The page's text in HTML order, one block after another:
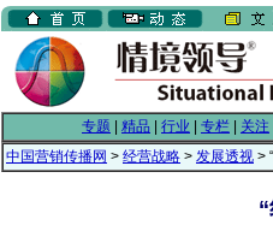
专题 精品 行业 专栏 关注
中国营销传播网 > 经营战略 > 发展透视 >